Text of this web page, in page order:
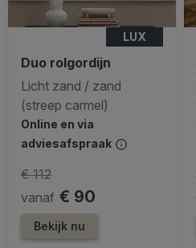
LUX
Duo rolgordijn
Licht zand / zand
(streep carmel)
Online en via
adviesafspraak
vanaf € 90
€ 112
Bekijk nu